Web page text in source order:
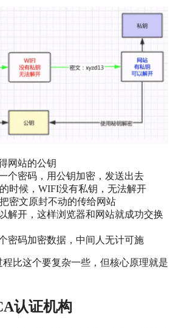
网站的公钥
个密码，用公钥加密，发送出去
时候，WIFI没有私钥，无法解开
密文原封不动的传给网站
解开，这样浏览器和网站就成功交换
密码加密数据，中间人无计可施
比这个要复杂一些，但核心原理就是
认证机构